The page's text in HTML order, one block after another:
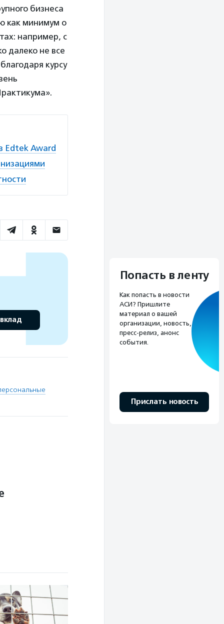
бизнеса
как минимум о
например, с
далеко не все
курсу
Edtek Award
Попасть в ленту
Как попасть в новости
АСИ? Пришлите
материал о вашей
организации, новость,
пресс-релиз, анонс
события.
Прислать новость